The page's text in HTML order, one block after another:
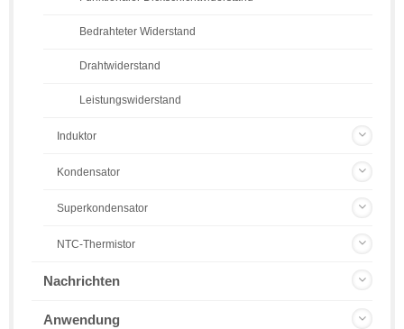
Bedrahteter Widerstand
Drahtwiderstand
Leistungswiderstand
Induktor
Kondensator
Superkondensator
NTC-Thermistor
Nachrichten
Anwendung